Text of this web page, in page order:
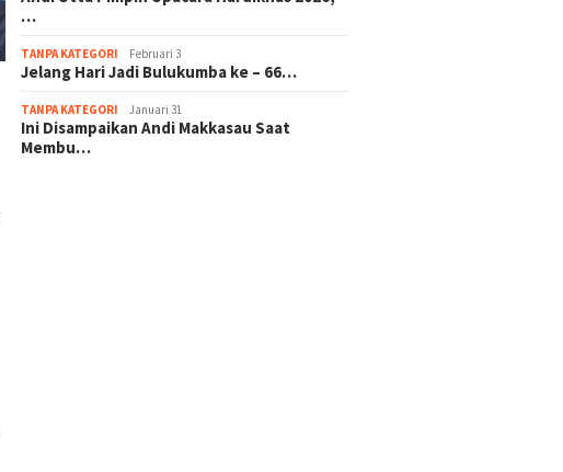
…
TANPA KATEGORI Februari 3
Jelang Hari Jadi Bulukumba ke – 66…
TANPA KATEGORI Januari 31
Ini Disampaikan Andi Makkasau Saat
Membu…